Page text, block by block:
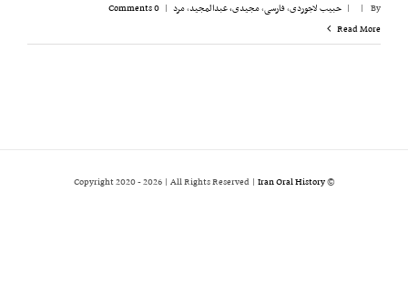
By
|
| حبیب لاجوردی,فارسی,مجیدی،‌ عبدالمجید,مرد |
0 Comments
Read More
© Copyright 2020 -
2026 | All Rights Reserved | Iran Oral History